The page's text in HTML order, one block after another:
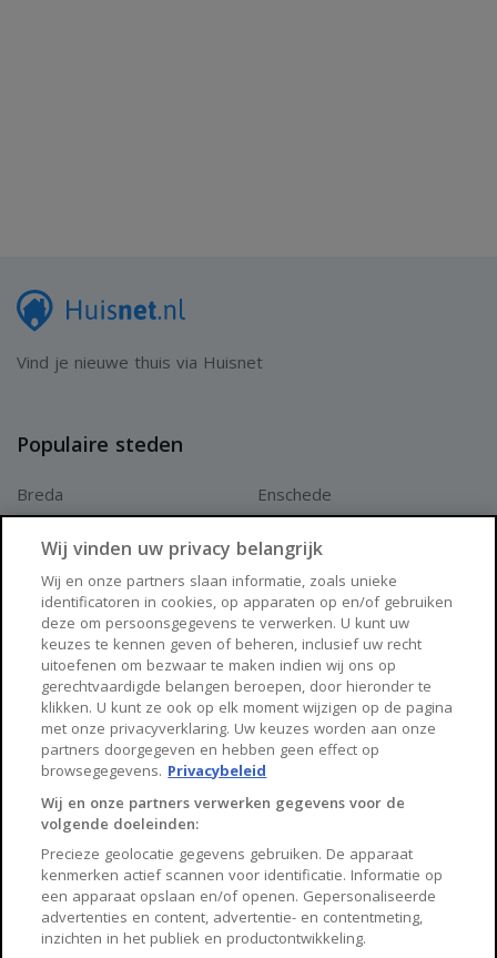
Vind je nieuwe thuis via Huisnet
Populaire steden
Breda
Arnhem
Enschede
Zwolle
Huisnet
Over Huisnet
Algemene voorwaarden
Privacybeleid
Contact
Sitemap
Wij vinden uw privacy belangrijk
Wij en onze partners slaan informatie, zoals unieke
identificatoren in cookies, op apparaten op en/of gebruiken
deze om persoonsgegevens te verwerken. U kunt uw
keuzes te kennen geven of beheren, inclusief uw recht
uitoefenen om bezwaar te maken indien wij ons op
gerechtvaardigde belangen beroepen, door hieronder te
klikken. U kunt ze ook op elk moment wijzigen op de pagina
met onze privacyverklaring. Uw keuzes worden aan onze
partners doorgegeven en hebben geen effect op
browsegegevens. Privacybeleid
Wij en onze partners verwerken gegevens voor de
volgende doeleinden:
Precieze geolocatie gegevens gebruiken. De apparaat
kenmerken actief scannen voor identificatie. Informatie op
een apparaat opslaan en/of openen. Gepersonaliseerde
advertenties en content, advertentie- en contentmeting,
inzichten in het publiek en productontwikkeling.